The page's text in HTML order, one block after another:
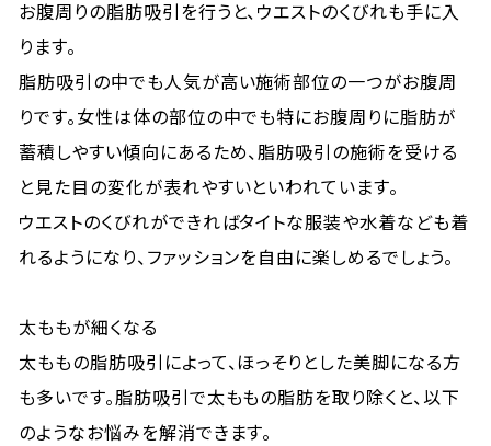
お腹周りの脂肪吸引を行うと、ウエストのくびれも手に入
ります。
脂肪吸引の中でも人気が高い施術部位の一つがお腹周
りです。女性は体の部位の中でも特にお腹周りに脂肪が
蓄積しやすい傾向にあるため、脂肪吸引の施術を受ける
と見た目の変化が表れやすいといわれています。
ウエストのくびれができればタイトな服装や水着なども着
れるようになり、ファッションを自由に楽しめるでしょう。
太ももが細くなる
太ももの脂肪吸引によって、ほっそりとした美脚になる方
も多いです。脂肪吸引で太ももの脂肪を取り除くと、以下
のようなお悩みを解消できます。